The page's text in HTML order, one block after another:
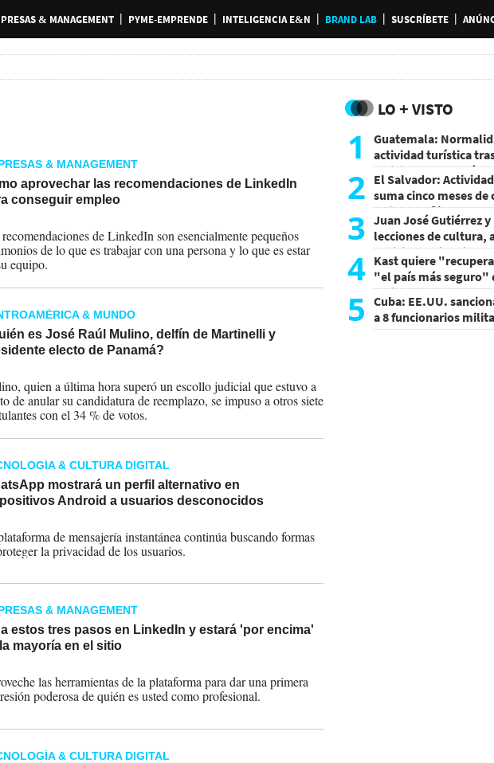
& MANAGEMENT PYME-EMPRENDE INTELIGENCIA E&N BRAND LAB SUSCRÍBETE
& MANAGEMENT
aprovechar las recomendaciones de LinkedIn
conseguir empleo
de LinkedIn son esencialmente pequeños
de lo que es trabajar con una persona y lo que es estar
equipo.
& MUNDO
es José Raúl Mulino, delfín de Martinelli y
electo de Panamá?
quien a última hora superó un escollo judicial que estuvo a
de anular su candidatura de reemplazo, se impuso a otros siete
con el 34 % de votos.
& CULTURA DIGITAL
mostrará un perfil alternativo en
Android a usuarios desconocidos
de mensajería instantánea continúa buscando formas
la privacidad de los usuarios.
& MANAGEMENT
estos tres pasos en LinkedIn y estará 'por encima'
mayoría en el sitio
las herramientas de la plataforma para dar una primera
poderosa de quién es usted como profesional.
& CULTURA DIGITAL
LO + VISTO
1
Guatemala:
actividad turística
actividad del volcán
2 El Salvador:
suma cinco meses
arriba de 4%
3 Juan José Gutiérrez
lecciones de cultura,
decisiones sin miedo
4 Kast quiere
"el país más seguro"
Latina
5
Cuba: EE.UU.
a 8 funcionarios